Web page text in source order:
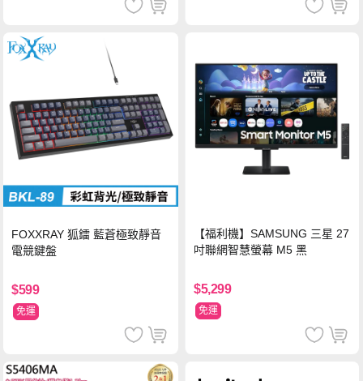
FOXXRAY 狐鐳 藍蒼極致靜音
電競鍵盤
$599
免運
【福利機】SAMSUNG 三星 27
吋聯網智慧螢幕 M5 黑
$5,299
免運